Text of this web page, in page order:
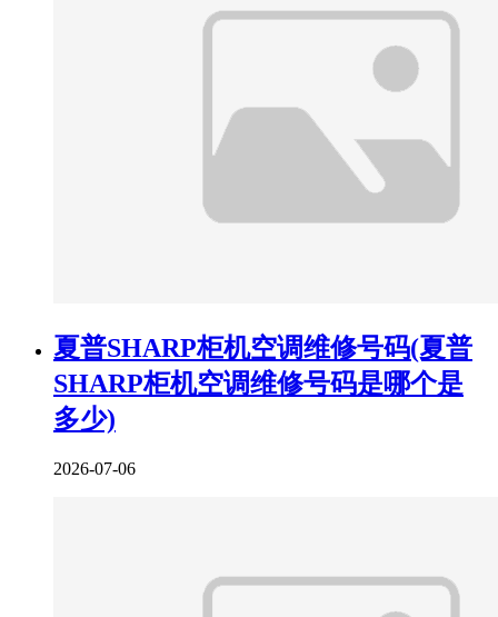
夏普SHARP柜机空调维修号码(夏普
SHARP柜机空调维修号码是哪个是
多少)
2026-07-06